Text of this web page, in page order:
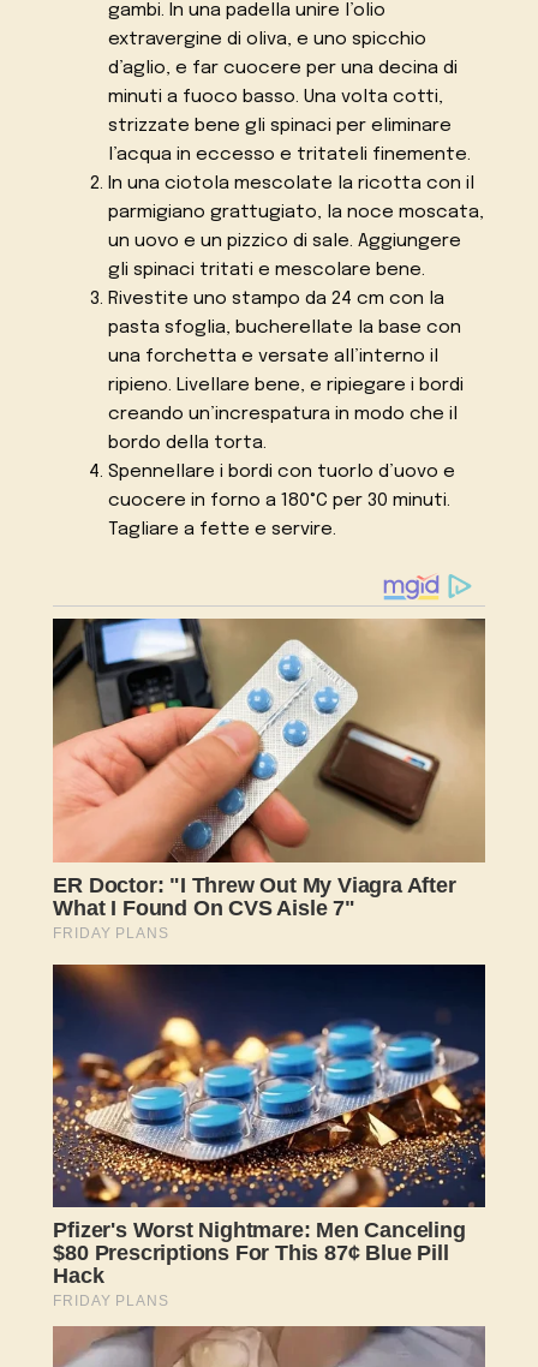
gambi. In una padella unire l’olio
extravergine di oliva, e uno spicchio
d’aglio, e far cuocere per una decina di
minuti a fuoco basso. Una volta cotti,
strizzate bene gli spinaci per eliminare
l’acqua in eccesso e tritateli finemente.
In una ciotola mescolate la ricotta con il
parmigiano grattugiato, la noce moscata,
un uovo e un pizzico di sale. Aggiungere
gli spinaci tritati e mescolare bene.
Rivestite uno stampo da 24 cm con la
pasta sfoglia, bucherellate la base con
una forchetta e versate all’interno il
ripieno. Livellare bene, e ripiegare i bordi
creando un’increspatura in modo che il
bordo della torta.
Spennellare i bordi con tuorlo d’uovo e
cuocere in forno a 180°C per 30 minuti.
Tagliare a fette e servire.